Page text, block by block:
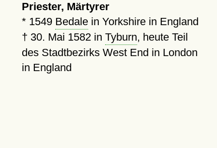
Priester, Märtyrer
* 1549 Bedalein Yorkshire in England
† 30. Mai 1582in Tyburn, heute Teil
des Stadtbezirks West End in London
in England